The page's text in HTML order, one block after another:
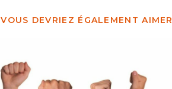
VOUS DEVRIEZ ÉGALEMENT AIMER